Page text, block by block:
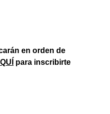
en orden de
para inscribirte